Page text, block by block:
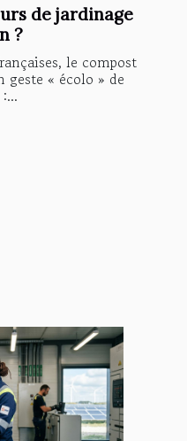
de jardinage
?
le compost
geste « écolo » de